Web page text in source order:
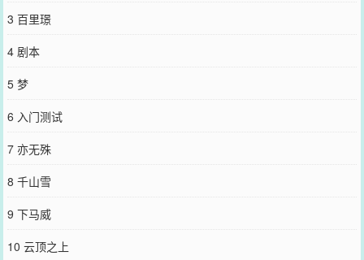
赐自尽●高高在上的神明下神坛。前期有误会，伏笔多，前期相爱相
喜欢受，受同样，攻受锁死，禁拆逆，两个神经病谈恋爱，一个疯批
文颜值战力巅峰。●我流修仙文，设定来自百度，部分私设，谢绝考
挂预收～-《网恋到隔壁寝室后翻车了》-【轻松沙雕小甜文，又怂又
峡谷“网恋”了一个野王大佬，天天对着人家喊老公。一开始，野王：
账］新赛季了来上分，老婆要玩我的号吗，刚拿的国标，骂你？怕什
得好，喊上一个月，他自己都会觉得是你老公。时逾白美滋滋。然后
舍出去撸串喝酒笑成傻逼互认儿子的隔壁宿舍的好兄弟。好兄弟拿着
3 百里璟
4 剧本
5 梦
6 入门测试
7 亦无殊
8 千山雪
9 下马威
10 云顶之上